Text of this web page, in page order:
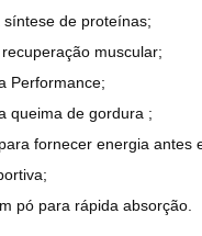
síntese de proteínas;
muscular;
Performance;
queima de gordura ;
fornecer energia antes
pó para rápida absorção.